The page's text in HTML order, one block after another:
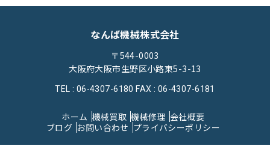
なんば機械株式会社
〒544-0003
大阪府大阪市生野区小路東5-3-13
TEL : 06-4307-6180 FAX : 06-4307-6181
ホーム 機械買取 機械修理 会社概要
ブログ お問い合わせ プライバシーポリシー